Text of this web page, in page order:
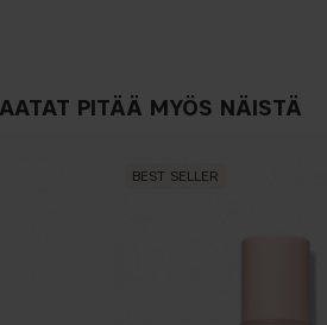
PITÄÄ MYÖS NÄISTÄ
BEST SELLER